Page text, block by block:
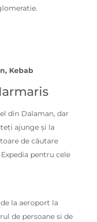
Kebab
din Dalaman, dar
ajunge și la
de căutare
pentru cele
de la aeroport la
de persoane si de